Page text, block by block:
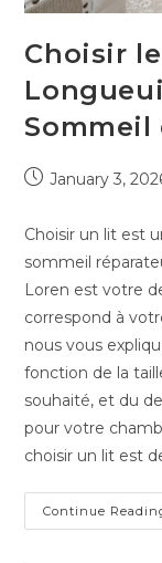
Choisir
Sommeil
January 3,
Choisir un lit est
sommeil
Loren est votre
correspond à
nous vous
fonction de la
souhaité, et du
pour votre
choisir un lit est
Continue